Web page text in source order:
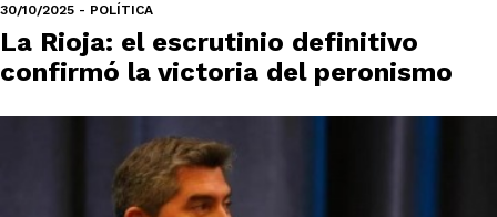
30/10/2025 - POLÍTICA
La Rioja: el escrutinio definitivo
confirmó la victoria del peronismo